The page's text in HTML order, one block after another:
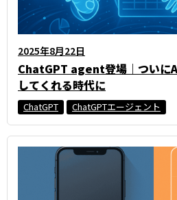
2025年8月22日
ChatGPT agent登場｜ついに
してくれる時代に
ChatGPT ChatGPTエージェント